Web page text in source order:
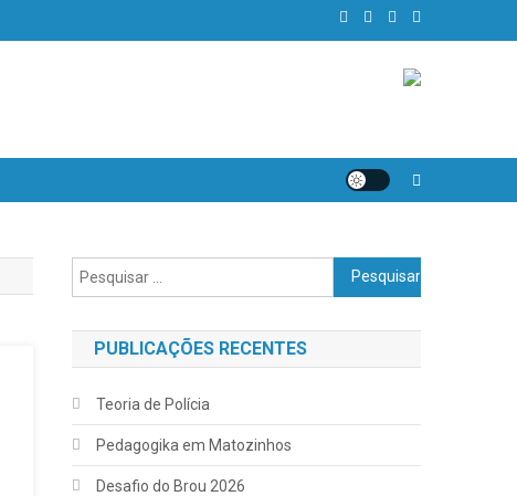
Pesquisar
por:
PUBLICAÇÕES RECENTES
Teoria de Polícia
Pedagogika em Matozinhos
Desafio do Brou 2026